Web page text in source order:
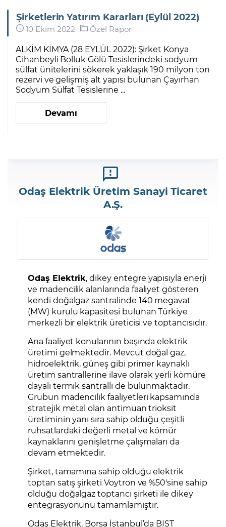
Şirketlerin Yatırım Kararları (Eylül 2022)
10 Ekim 2022 Özel Rapor
ALKİM KİMYA (28 EYLÜL 2022): Şirket Konya
Cihanbeyli Bolluk Gölü Tesislerindeki sodyum
sülfat ünitelerini sökerek yaklaşık 190 milyon ton
rezervi ve gelişmiş alt yapısı bulunan Çayırhan
Sodyum Sülfat Tesislerine ...
Devamı
Odaş Elektrik Üretim Sanayi Ticaret
A.Ş.
Odaş Elektrik, dikey entegre yapısıyla enerji
ve madencilik alanlarında faaliyet gösteren
kendi doğalgaz santralinde 140 megavat
(MW) kurulu kapasitesi bulunan Türkiye
merkezli bir elektrik üreticisi ve toptancısıdır.
Ana faaliyet konularının başında elektrik
üretimi gelmektedir. Mevcut doğal gaz,
hidroelektrik, güneş gibi primer kaynaklı
üretim santrallerine ilave olarak yerli kömüre
dayalı termik santralli de bulunmaktadır.
Grubun madencilik faaliyetleri kapsamında
stratejik metal olan antimuan trioksit
üretiminin yanı sıra sahip olduğu çeşitli
ruhsatlardaki değerli metal ve kömür
kaynaklarını genişletme çalışmaları da
devam etmektedir.
Şirket, tamamına sahip olduğu elektrik
toptan satış şirketi Voytron ve %50'sine sahip
olduğu doğalgaz toptancı şirketi ile dikey
entegrasyonunu tamamlamıştır.
Odaş Elektrik, Borsa İstanbul’da BIST